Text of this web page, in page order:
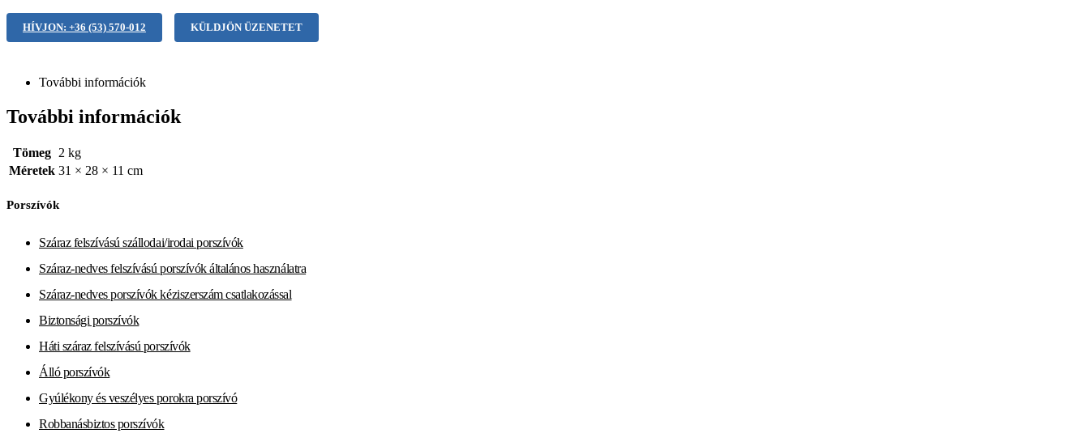
HÍVJON: +36 (53) 570-012 KÜLDJÖN ÜZENETET
További információk
További információk
Tömeg 2 kg
Méretek 31 × 28 × 11 cm
Porszívók
Száraz felszívású szállodai/irodai porszívók
Száraz-nedves felszívású porszívók általános használatra
Száraz-nedves porszívók kéziszerszám csatlakozással
Biztonsági porszívók
Háti száraz felszívású porszívók
Álló porszívók
Gyúlékony és veszélyes porokra porszívó
Robbanásbiztos porszívók